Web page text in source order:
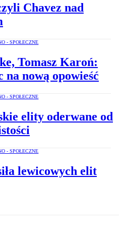
Chavez nad
- SPOŁECZNE
Tomasz Karoń:
na nową opowieść
- SPOŁECZNE
elity oderwane od
- SPOŁECZNE
lewicowych elit